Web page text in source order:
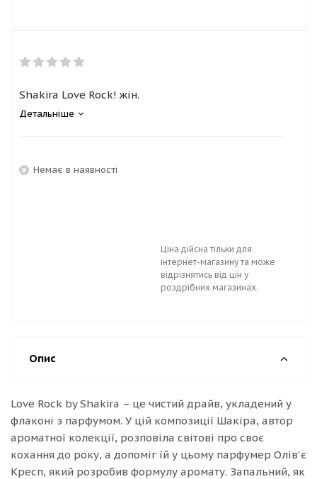
Shakira Love Rock! жін.
Детальніше
Немає в наявності
Ціна дійсна тільки для
інтернет-магазину та може
відрізнятись від цін у
роздрібних магазинах.
Опис
Love Rock by Shakira – це чистий драйв, укладений у
флаконі з парфумом. У цій композиції Шакіра, автор
ароматної колекції, розповіла світові про своє
кохання до року, а допоміг їй у цьому парфумер Олів'є
Кресп, який розробив формулу аромату. Запальний, як